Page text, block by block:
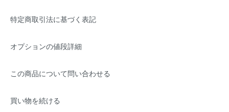
特定商取引法に基づく表記
オプションの値段詳細
この商品について問い合わせる
買い物を続ける